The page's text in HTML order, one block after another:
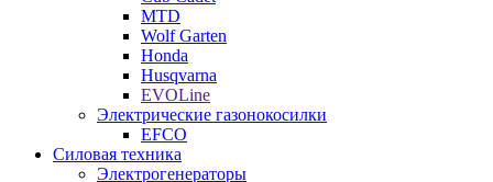
MTD
Wolf Garten
Honda
Husqvarna
EVOLine
Электрические газонокосилки
EFCO
Силовая техника
Электрогенераторы